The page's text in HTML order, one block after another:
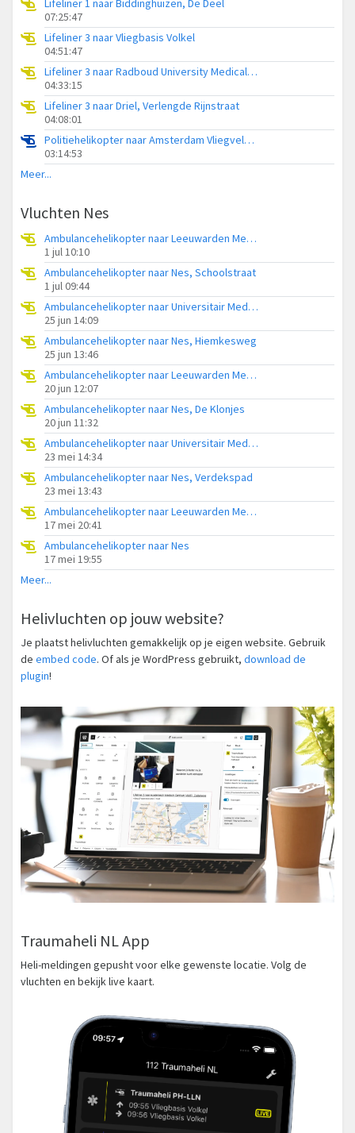
Lifeliner 1 naar Biddinghuizen, De Deel
07:25:47
Lifeliner 3 naar Vliegbasis Volkel
04:51:47
Lifeliner 3 naar Radboud University Medical Center Heliport
04:33:15
Lifeliner 3 naar Driel, Verlengde Rijnstraat
04:08:01
Politiehelikopter naar Amsterdam Vliegveld Schiphol
03:14:53
Meer...
Vluchten Nes
Ambulancehelikopter naar Leeuwarden Medical Center Heliport
1 jul 10:10
Ambulancehelikopter naar Nes, Schoolstraat
1 jul 09:44
Ambulancehelikopter naar Universitair Medisch Centrum Groningen
25 jun 14:09
Ambulancehelikopter naar Nes, Hiemkesweg
25 jun 13:46
Ambulancehelikopter naar Leeuwarden Medical Center Heliport
20 jun 12:07
Ambulancehelikopter naar Nes, De Klonjes
20 jun 11:32
Ambulancehelikopter naar Universitair Medisch Centrum Groningen
23 mei 14:34
Ambulancehelikopter naar Nes, Verdekspad
23 mei 13:43
Ambulancehelikopter naar Leeuwarden Medical Center Heliport
17 mei 20:41
Ambulancehelikopter naar Nes
17 mei 19:55
Meer...
Helivluchten op jouw website?
Je plaatst helivluchten gemakkelijk op je eigen website. Gebruik
de embed code. Of als je WordPress gebruikt, download de
plugin!
Traumaheli NL App
Heli-meldingen gepusht voor elke gewenste locatie. Volg de
vluchten en bekijk live kaart.